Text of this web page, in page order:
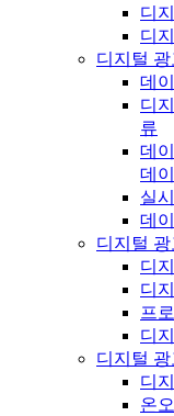
디
디
디지털
데
디
류
데
데
실
데
디지털
디
디
프
디
디지털
디
온